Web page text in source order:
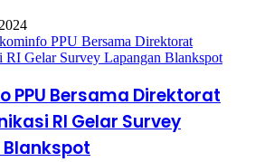
PPU Bersama Direktorat
RI Gelar Survey